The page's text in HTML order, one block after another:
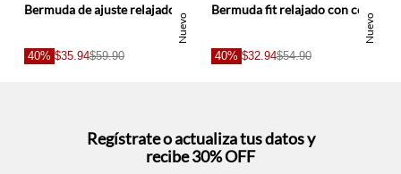
Nuevo
Bermuda de ajuste relajado con pretina elástica y cordón en lino gris para hombre
40% $35.94$59.90
Nuevo
Bermuda fit relajado con cordón bicolor en algodón azul para hombre
40% $32.94$54.90
Regístrate o actualiza tus datos y
recibe 30% OFF